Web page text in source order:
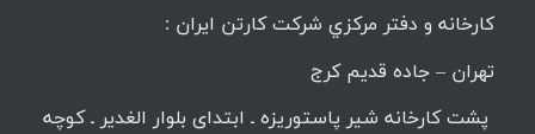
كارخانه و دفتر مركزي شركت كارتن ايران :
تهران – جاده قديم كرج
پشت کارخانه شیر پاستوریزه ـ ابتدای بلوار الغدیر ـ کوچه